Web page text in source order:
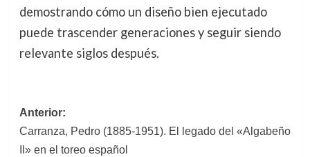
demostrando cómo un diseño bien ejecutado
puede trascender generaciones y seguir siendo
relevante siglos después.
Navegación
de
Anterior:
Carranza, Pedro (1885-1951). El legado del «Algabeño
II» en el toreo español